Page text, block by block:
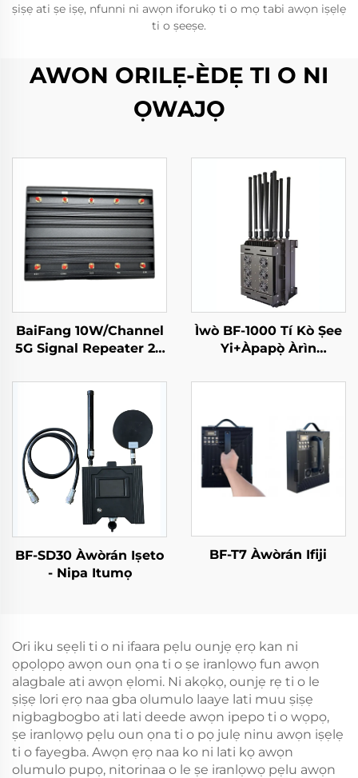
ṣiṣẹ ati ṣe iṣẹ, nfunni ni awọn iforukọ ti o mọ tabi awọn iṣẹlẹ
ti o ṣeeṣe.
AWON ORILẸ-ÈDẸ TI O NI
ỌWAJỌ
BaiFang 10W/Channel
5G Signal Repeater 2G
Ìwò BF-1000 Tí Kò Ṣee
Yi+Àpapọ̀ Àrìn
BF-SD30 Àwòrán Iṣeto
- Nipa Itumọ
BF-T7 Àwòrán Ifiji
Ori iku sẹẹli ti o ni ifaara pẹlu ounjẹ ẹrọ kan ni
ọpọlọpọ awọn oun ọna ti o ṣe iranlọwọ fun awọn
alagbale ati awọn ẹlomi. Ni akọkọ, ounjẹ rẹ ti o le
ṣiṣẹ lori ẹrọ naa gba olumulo laaye lati muu ṣiṣẹ
nigbagbogbo ati lati deede awọn ipepo ti o wọpọ,
ṣe iranlọwọ pẹlu oun ọna ti o pọ julẹ ninu awọn iṣẹlẹ
ti o fayegba. Awọn ẹrọ naa ko ni lati kọ awọn
olumulo pupọ, nitorinaa o le ṣe iranlọwọ pẹlu awọn